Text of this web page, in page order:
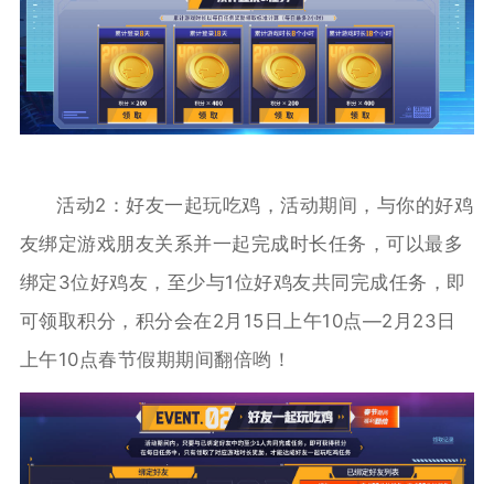
活动2：好友一起玩吃鸡，活动期间，与你的好鸡
友绑定游戏朋友关系并一起完成时长任务，可以最多
绑定3位好鸡友，至少与1位好鸡友共同完成任务，即
可领取积分，积分会在2月15日上午10点—2月23日
上午10点春节假期期间翻倍哟！